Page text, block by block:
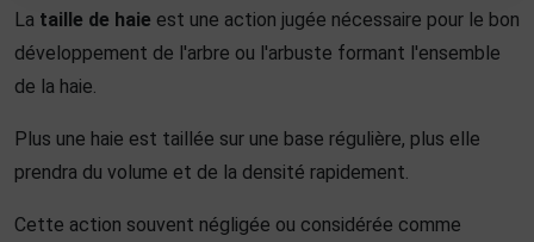
La taille de haie est une action jugée nécessaire pour le bon
développement de l'arbre ou l'arbuste formant l'ensemble
de la haie.
Plus une haie est taillée sur une base régulière, plus elle
prendra du volume et de la densité rapidement.
Cette action souvent négligée ou considérée comme